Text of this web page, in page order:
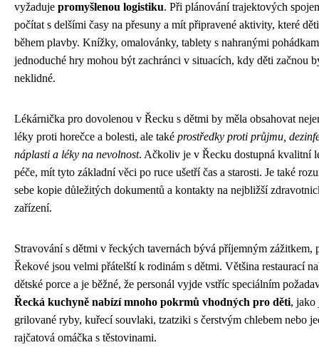
vyžaduje promyšlenou logistiku. Při plánování trajektových
počítat s delšími časy na přesuny a mít připravené aktivity, které
během plavby. Knížky, omalovánky, tablety s nahranými
jednoduché hry mohou být zachránci v situacích, kdy děti začnou
neklidné.
Lékárnička pro dovolenou v Řecku s dětmi by měla obsahovat
léky proti horečce a bolesti, ale také prostředky proti průjmu,
náplasti a léky na nevolnost. Ačkoliv je v Řecku dostupná kvalitní
péče, mít tyto základní věci po ruce ušetří čas a starosti. Je také
sebe kopie důležitých dokumentů a kontakty na nejbližší
zařízení.
Stravování s dětmi v řeckých tavernách bývá příjemným zážitkem,
Řekové jsou velmi přátelští k rodinám s dětmi. Většina restaurací
dětské porce a je běžné, že personál vyjde vstříc speciálním
Řecká kuchyně nabízí mnoho pokrmů vhodných pro děti, jako
grilované ryby, kuřecí souvlaki, tzatziki s čerstvým chlebem nebo
rajčatová omáčka s těstovinami.